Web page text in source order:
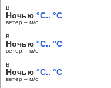
в
Ночью °C.. °C
ветер – м/c
в
Ночью °C.. °C
ветер – м/c
в
Ночью °C.. °C
ветер – м/c